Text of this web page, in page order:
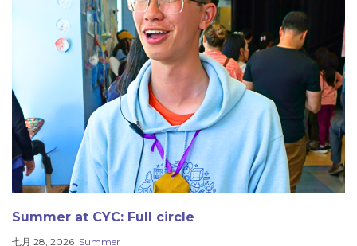
Summer at CYC: Full circle
七月 28, 2026–Summer